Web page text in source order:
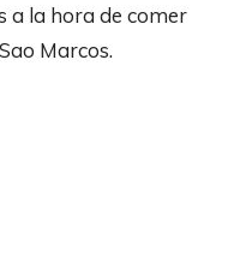
a la hora de comer
Marcos.